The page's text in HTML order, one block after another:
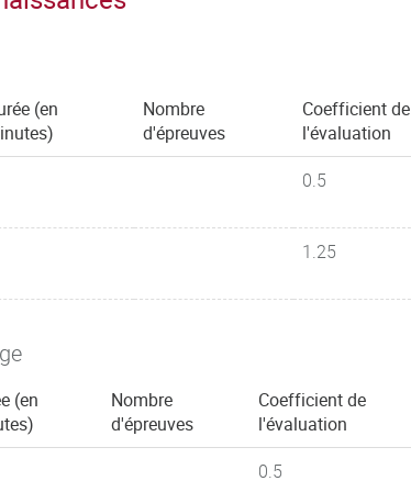
(en
Nombre
d'épreuves
Coefficient de
l'évaluation
0.5
1.25
(en
Nombre
d'épreuves
Coefficient de
l'évaluation
0.5